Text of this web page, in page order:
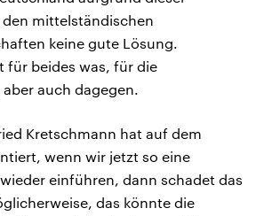
mittelständischen
keine gute Lösung.
für beides was, für die
auch dagegen.
Kretschmann hat auf dem
wenn wir jetzt so eine
einführen, dann schadet das
das könnte die